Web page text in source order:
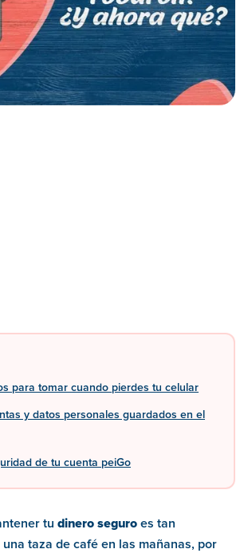
para tomar cuando pierdes tu celular
y datos personales guardados en el
de tu cuenta peiGo
tu dinero seguro es tan
taza de café en las mañanas, por